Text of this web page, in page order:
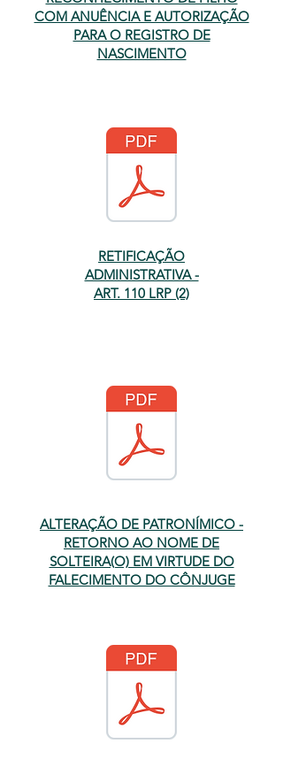
COM ANUÊNCIA E AUTORIZAÇÃO
PARA O REGISTRO DE
NASCIMENTO
RETIFICAÇÃO
ADMINISTRATIVA -
ART. 110 LRP (2)
ALTERAÇÃO DE PATRONÍMICO -
RETORNO AO NOME DE
SOLTEIRA(O) EM VIRTUDE DO
FALECIMENTO DO CÔNJUGE